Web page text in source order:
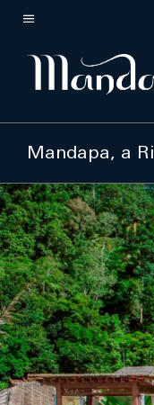
Skip
main
content
Mandapa, a